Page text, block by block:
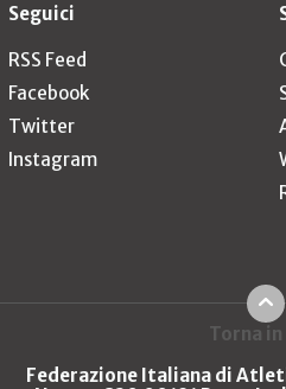
Seguici
RSS Feed
Facebook
Twitter
Instagram
Torna
Federazione Italiana di